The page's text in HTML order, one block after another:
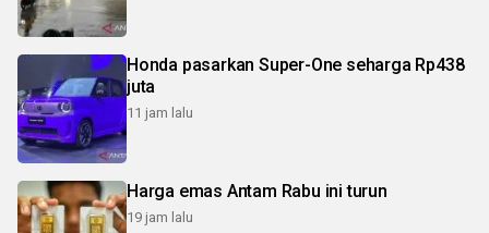
Honda pasarkan Super-One seharga Rp438
juta
11 jam lalu
Harga emas Antam Rabu ini turun
19 jam lalu